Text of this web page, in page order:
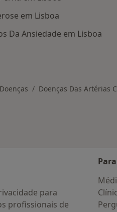
em Lisboa
Da Ansiedade em Lisboa
Doenças Doenças Das Artérias
para
profissionais de